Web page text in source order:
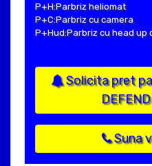
P+H:Parbriz heliomat
P+C:Parbriz cu camera
P+Hud:Parbriz cu head up
Solicita pret
Suna